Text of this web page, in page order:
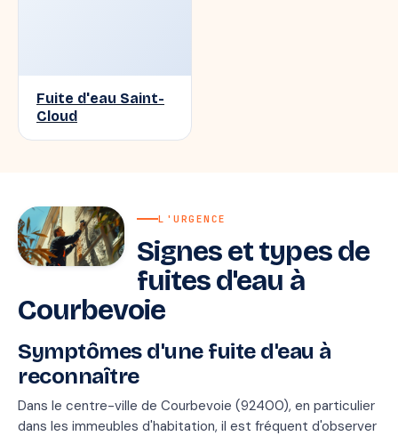
Fuite d'eau Saint-
Cloud
L'URGENCE
Signes et types de
fuites d'eau à
Courbevoie
Symptômes d'une fuite d'eau à
reconnaître
Dans le centre-ville de Courbevoie (92400), en particulier
dans les immeubles d'habitation, il est fréquent d'observer